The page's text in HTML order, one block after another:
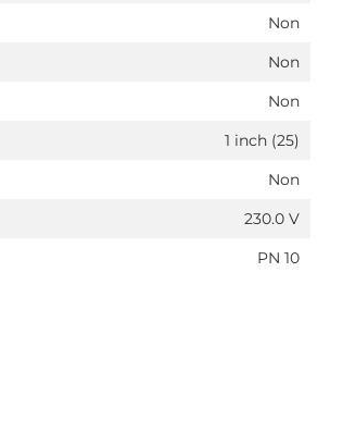
Non
Non
Non
1 inch (25)
Non
230.0 V
PN 10